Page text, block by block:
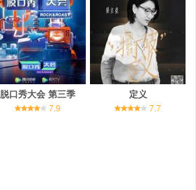
脱口秀大会 第三季
7.9
定义
7.7